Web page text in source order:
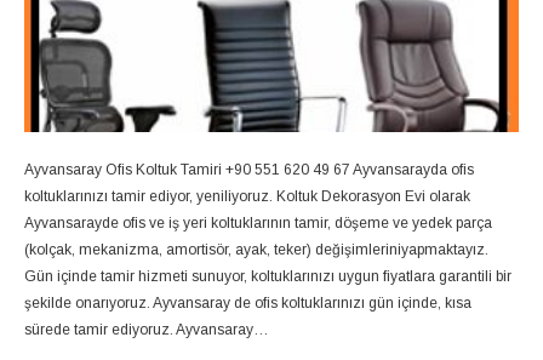
Ayvansaray Ofis Koltuk Tamiri +90 551 620 49 67 Ayvansarayda ofis
koltuklarınızı tamir ediyor, yeniliyoruz. Koltuk Dekorasyon Evi olarak
Ayvansarayde ofis ve iş yeri koltuklarının tamir, döşeme ve yedek parça
(kolçak, mekanizma, amortisör, ayak, teker) değişimleriniyapmaktayız.
Gün içinde tamir hizmeti sunuyor, koltuklarınızı uygun fiyatlara garantili bir
şekilde onarıyoruz. Ayvansaray de ofis koltuklarınızı gün içinde, kısa
sürede tamir ediyoruz. Ayvansaray…